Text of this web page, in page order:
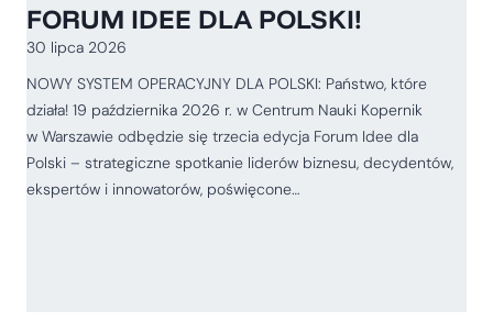
FORUM IDEE DLA POLSKI!
30 lipca 2026
NOWY SYSTEM OPERACYJNY DLA POLSKI: Państwo, które
działa! 19 października 2026 r. w Centrum Nauki Kopernik
w Warszawie odbędzie się trzecia edycja Forum Idee dla
Polski – strategiczne spotkanie liderów biznesu, decydentów,
ekspertów i innowatorów, poświęcone…